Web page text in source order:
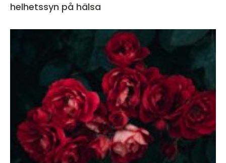
helhetssyn på hälsa